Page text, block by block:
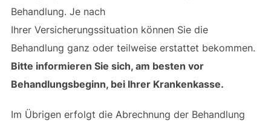
Behandlung. Je nach
Ihrer Versicherungssituation können Sie die
Behandlung ganz oder teilweise erstattet bekommen.
Bitte informieren Sie sich, am besten vor
Behandlungsbeginn, bei Ihrer Krankenkasse.
Im Übrigen erfolgt die Abrechnung der Behandlung